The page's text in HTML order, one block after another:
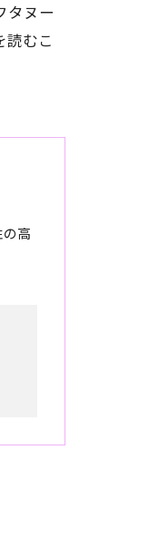
タヌー
むこ
高